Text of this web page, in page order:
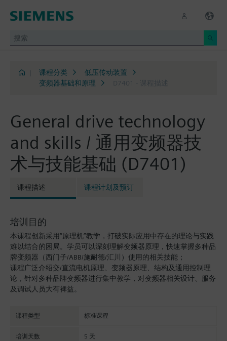
课程分类
低压传动装置
变频器基础和原理
D7401 - 课程描述
General drive technology
and skills / 通用变频器技
术与技能基础 (D7401)
课程描述 课程计划及预订
培训目的
本课程创新采用“原理机”教学，打破实际应用中存在的理论与实践
难以结合的困局。学员可以深刻理解变频器原理，快速掌握多种品
牌变频器（西门子/ABB/施耐德/汇川）使用的相关技能；
课程广泛介绍交/直流电机原理、变频器原理、结构及通用控制理
论，针对多种品牌变频器进行集中教学，对变频器相关设计、服务
及调试人员大有裨益。
课程类型 标准课程
培训天数 5 天